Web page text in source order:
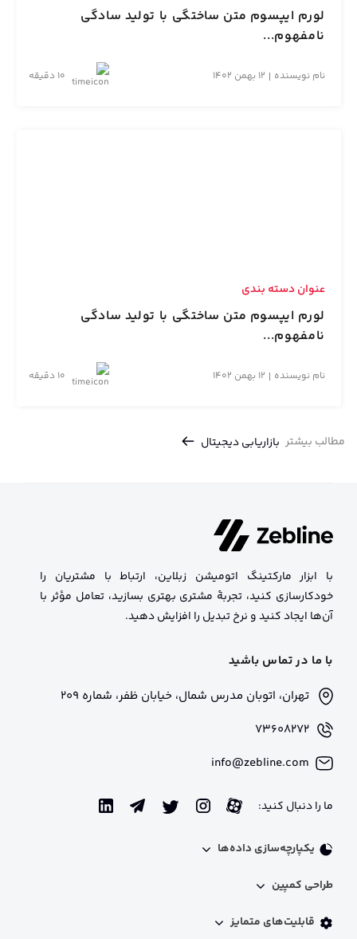
لورم ایپسوم متن ساختگی با تولید سادگی
نامفهوم...
نام نویسنده 12 بهمن 1402
عنوان دسته بندی
لورم ایپسوم متن ساختگی با تولید سادگی
نامفهوم...
نام نویسنده 12 بهمن 1402
مطالب بیشتر بازاریابی دیجیتال
با ابزار مارکتینگ اتومیشن زبلاین، ارتباط با مشتریان را
خودکارسازی کنید، تجربهٔ مشتری بهتری بسازید، تعامل مؤثر با
آن‌ها ایجاد کنید و نرخ تبدیل را افزایش دهید.
با ما در تماس باشید
تهران، اتوبان مدرس شمال، خیابان ظفر، شماره 209
73608272
info@zebline.com
ما را دنبال کنید:
یکپارچه‌سازی داده‌ها
مدیریت لیدها​
طراحی کمپین
استخر کد تخفیف
قابلیت‌های متمایز